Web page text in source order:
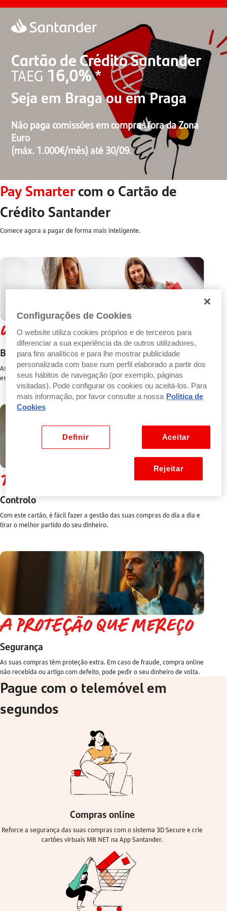
Cartão de Crédito Santander
TAEG 16,0%*
Seja em Braga ou em Praga
Não paga comissões em compras fora da Zona
Euro
(máx. 1.000€/mês) até 30/09.
Pay Smartercom o Cartão de
Crédito Santander
Comece agora a pagar de forma mais inteligente.
Benefícios
As suas compras valem mais. Aproveite vantagens exclusivas e ofertas
especiais em parceiros imperdíveis.
Controlo
Com este cartão, é fácil fazer a gestão das suas compras do dia a dia e
tirar o melhor partido do seu dinheiro.
Segurança
As suas compras têm proteção extra. Em caso de fraude, compra online
não recebida ou artigo com defeito, pode pedir o seu dinheiro de volta.
Pague com o telemóvel em
segundos
Compras online
Reforce a segurança das suas compras com o sistema 3D Secure e crie
cartões virtuais MB NET na App Santander.
Configurações de Cookies
O website utiliza cookies próprios e de terceiros para
diferenciar a sua experiência da de outros utilizadores,
para fins analíticos e para lhe mostrar publicidade
personalizada com base num perfil elaborado a partir dos
seus hábitos de navegação (por exemplo, páginas
visitadas). Pode configurar os cookies ou aceitá-los. Para
mais informação, por favor consulte a nossa Politica de
Cookies
Aceitar
Definir
Rejeitar